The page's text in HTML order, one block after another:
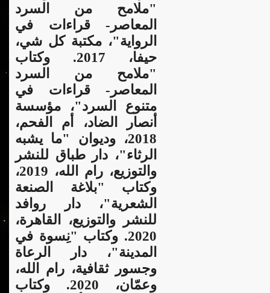
"ملامح من السرد
المعاصر- قراءات في
الرواية"، مكتبة كل شي،
حيفا، 2017. وكتاب
"ملامح من السرد
المعاصر- قراءات في
متنوع السرد"، مؤسسة
أنصار الضاد، أم الفحم،
2018، وديوان "ما يشبه
الرثاء"، دار طباق للنشر
والتوزيع، رام الله، 2019،
وكتاب "بلاغة الصنعة
الشعرية"، دار روافد
للنشر والتوزيع، القاهرة،
2020. وكتاب "نِسوة في
المدينة"، دار الرعاة
وجسور ثقافية، رام الله،
وعمّان، 2020. وكتاب